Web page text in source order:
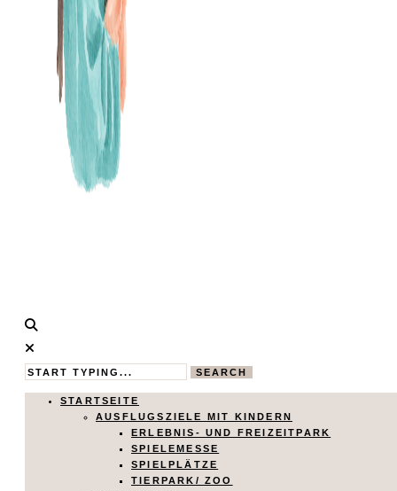
Calistas
Traum
MAMABLOG
SEARCH
STARTSEITE
AUSFLUGSZIELE MIT KINDERN
ERLEBNIS- UND FREIZEITPARK
SPIELEMESSE
SPIELPLÄTZE
TIERPARK/ ZOO